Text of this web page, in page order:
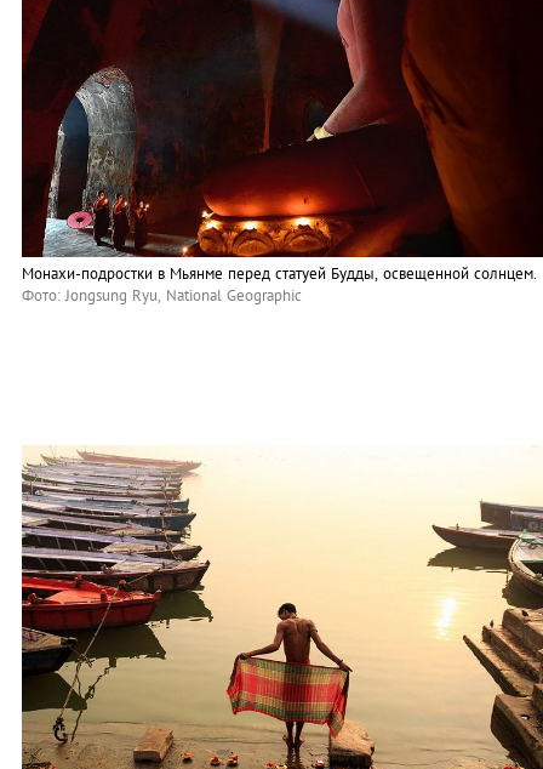
Монахи-подростки в Мьянме перед статуей Будды, освещенной солнцем.
Фото: Jongsung Ryu, National Geographic